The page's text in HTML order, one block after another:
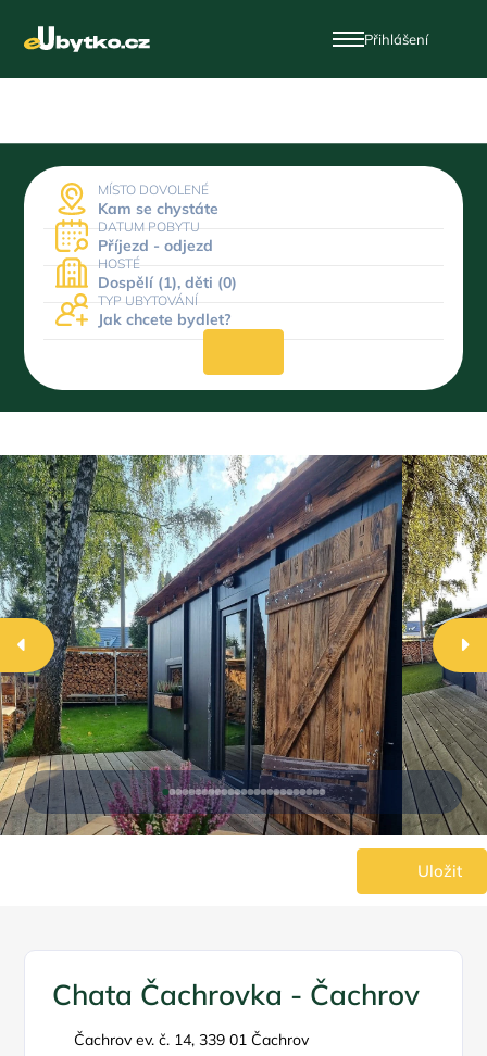
Přihlášení
MÍSTO DOVOLENÉ
Kam se chystáte
DATUM POBYTU
Příjezd - odjezd
HOSTÉ
Dospělí (1), děti (0)
TYP UBYTOVÁNÍ
Jak chcete bydlet?
Uložit
Chata Čachrovka - Čachrov
Čachrov ev. č. 14, 339 01 Čachrov